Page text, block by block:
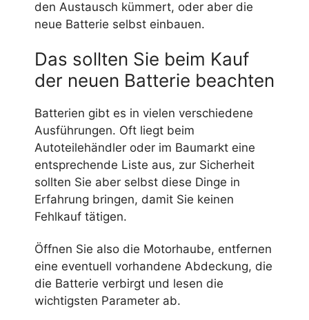
den Austausch kümmert, oder aber die
neue Batterie selbst einbauen.
Das sollten Sie beim Kauf
der neuen Batterie beachten
Batterien gibt es in vielen verschiedene
Ausführungen. Oft liegt beim
Autoteilehändler oder im Baumarkt eine
entsprechende Liste aus, zur Sicherheit
sollten Sie aber selbst diese Dinge in
Erfahrung bringen, damit Sie keinen
Fehlkauf tätigen.
Öffnen Sie also die Motorhaube, entfernen
eine eventuell vorhandene Abdeckung, die
die Batterie verbirgt und lesen die
wichtigsten Parameter ab.